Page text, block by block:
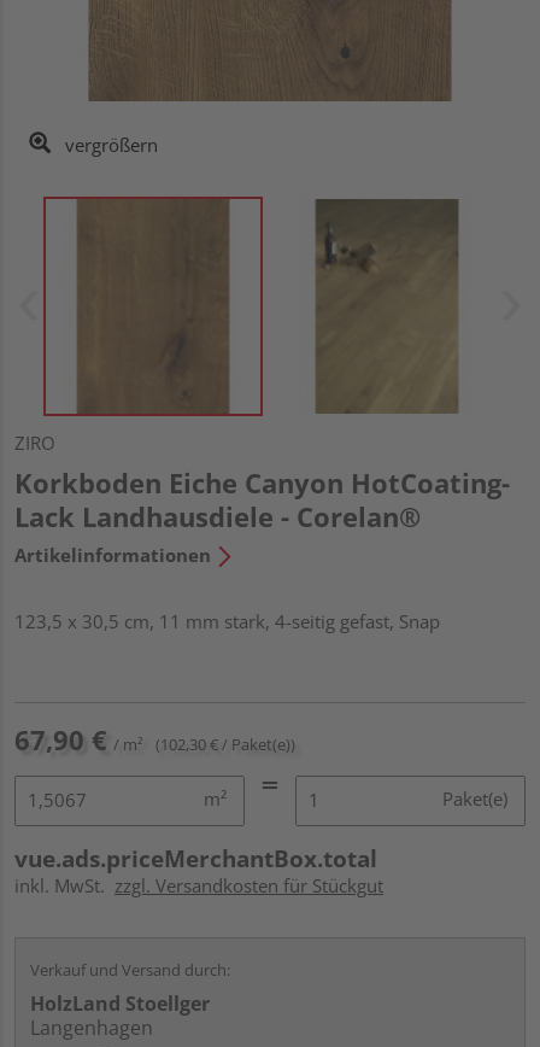
vergrößern
ZIRO
Korkboden Eiche Canyon HotCoating-
Lack Landhausdiele - Corelan®
Artikelinformationen
123,5 x 30,5 cm, 11 mm stark, 4-seitig gefast, Snap
67,90 € / m² (102,30 € / Paket(e))
m² Paket(e)
vue.ads.priceMerchantBox.total
inkl. MwSt. zzgl. Versandkosten für Stückgut
Verkauf und Versand durch:
HolzLand Stoellger
Langenhagen